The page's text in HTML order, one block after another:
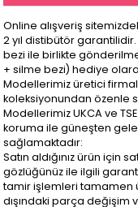
Online alışveriş
2 yıl distibütör
bezi ile birlikte
+ silme bezi) hediye
Modellerimiz üretici
koleksiyonundan özenle
Modellerimiz UKCA ve
koruma ile güneşten
sağlamaktadır:
Satın aldığınız ürün için
gözlüğünüz ile ilgili
tamir işlemleri tamamen
dışındaki parça değişim